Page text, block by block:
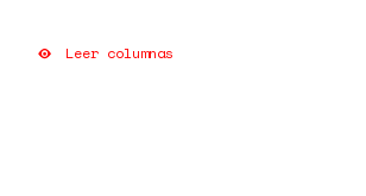
Leer columnas